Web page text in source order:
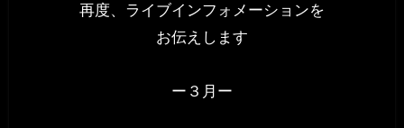
再度、ライブインフォメーションを
お伝えします
ー３月ー